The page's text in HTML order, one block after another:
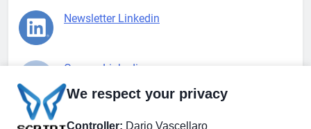
Newsletter Linkedin
Gruppo Linkedin
Pagina Facebook
We respect your privacy
Controller: Dario Vascellaro